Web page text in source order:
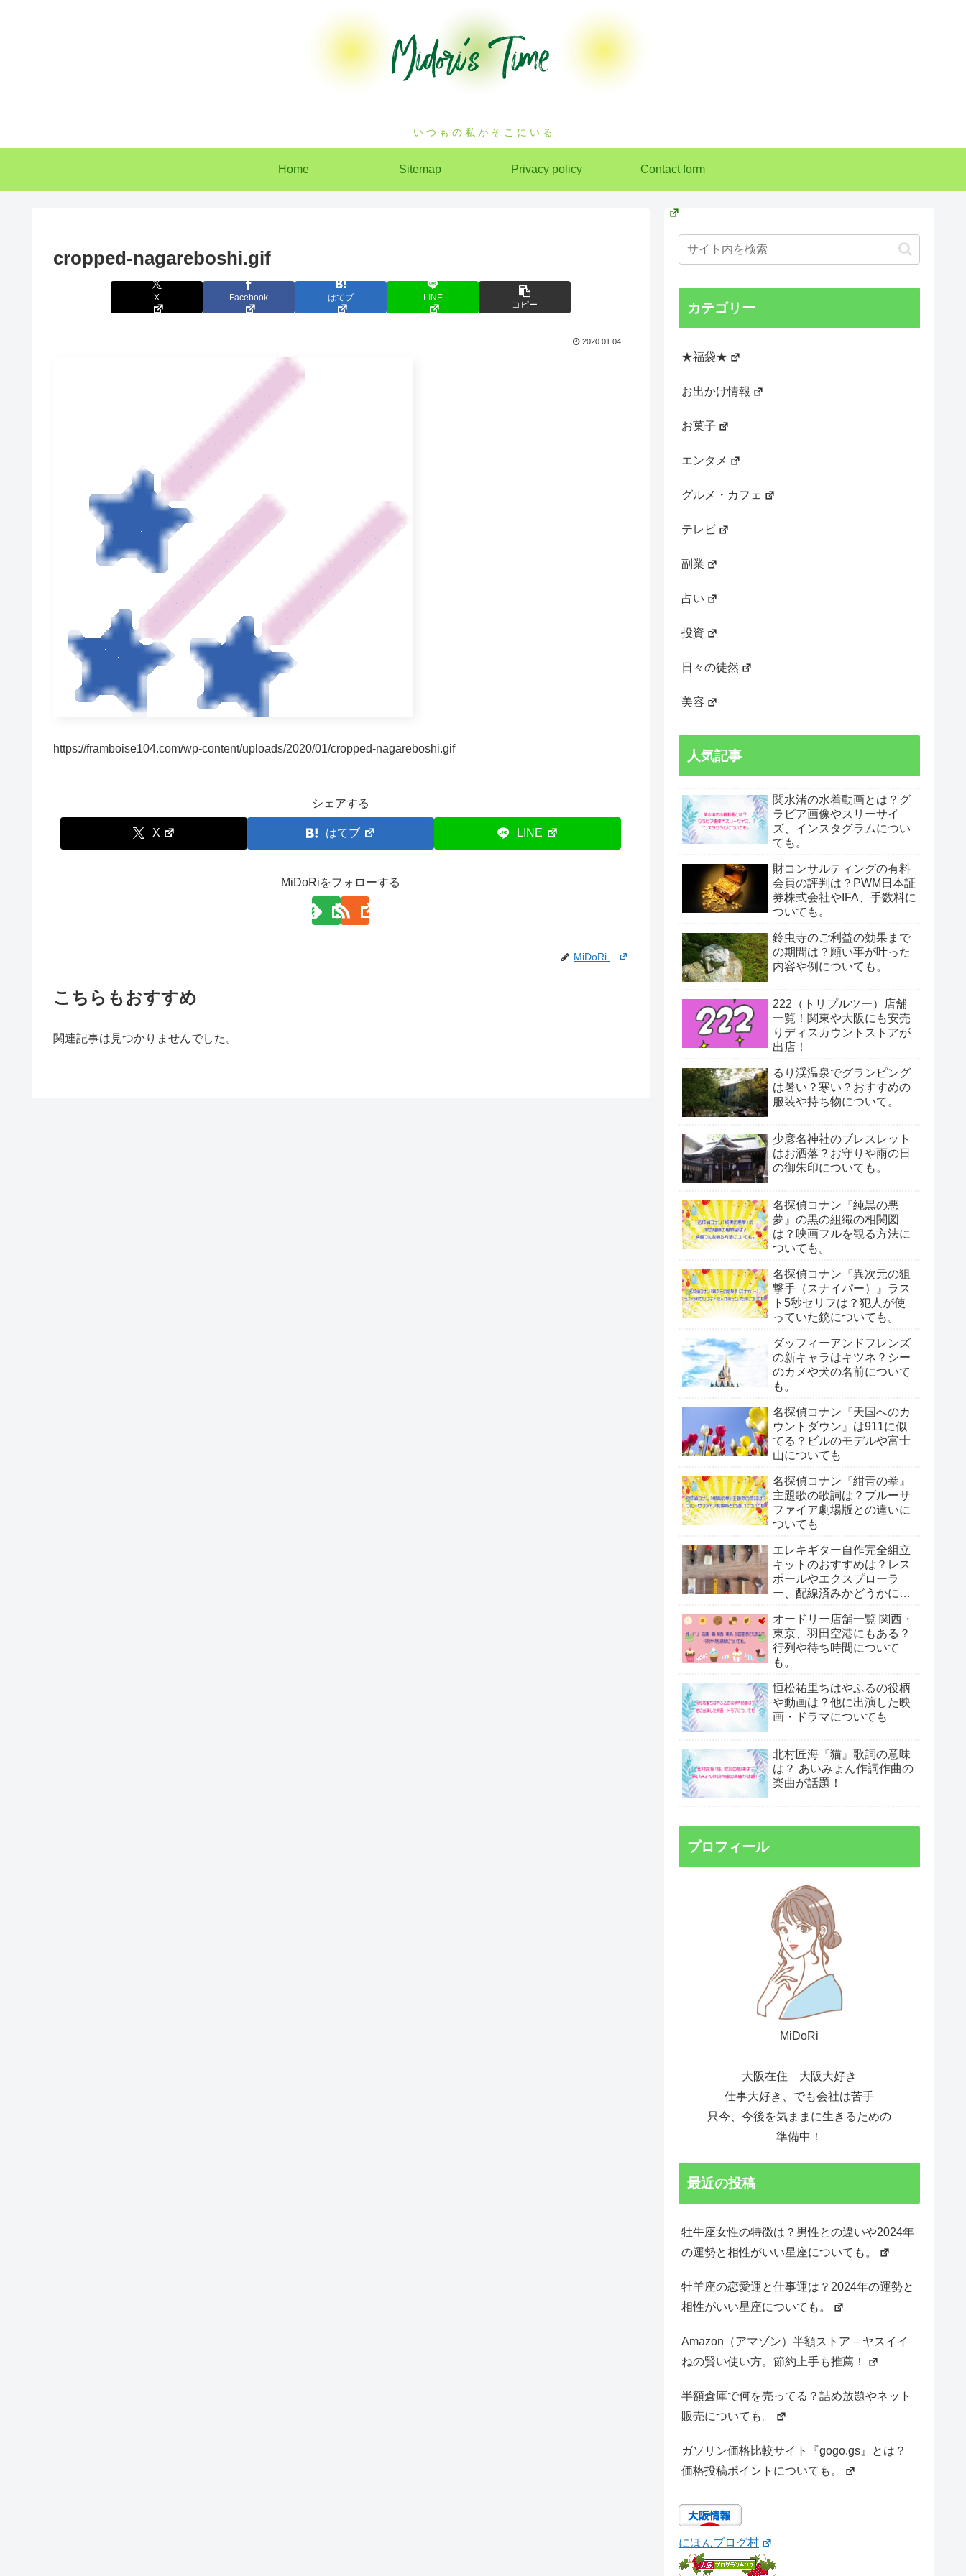
い つ も の 私 が そ こ に い る
Home Sitemap Privacy policy Contact form
cropped-nagareboshi.gif
X Facebook はてブ LINE
コピー
2020.01.04
https://framboise104.com/wp-content/uploads/2020/01/cropped-nagareboshi.gif
シェアする
X はてブ LINE
MiDoRiをフォローする
MiDoRi
こちらもおすすめ
関連記事は見つかりませんでした。
カテゴリー
★福袋★
お出かけ情報
お菓子
エンタメ
グルメ・カフェ
テレビ
副業
占い
投資
日々の徒然
美容
人気記事
関水渚の水着動画とは？グ
ラビア画像やスリーサイ
ズ、インスタグラムについ
ても。
財コンサルティングの有料
会員の評判は？PWM日本証
券株式会社やIFA、手数料に
ついても。
鈴虫寺のご利益の効果まで
の期間は？願い事が叶った
内容や例についても。
222（トリプルツー）店舗
一覧！関東や大阪にも安売
りディスカウントストアが
出店！
るり渓温泉でグランピング
は暑い？寒い？おすすめの
服装や持ち物について。
少彦名神社のブレスレット
はお洒落？お守りや雨の日
の御朱印についても。
名探偵コナン『純黒の悪
夢』の黒の組織の相関図
は？映画フルを観る方法に
ついても。
名探偵コナン『異次元の狙
撃手（スナイパー）』ラス
ト5秒セリフは？犯人が使
っていた銃についても。
ダッフィーアンドフレンズ
の新キャラはキツネ？シー
のカメや犬の名前について
も。
名探偵コナン『天国へのカ
ウントダウン』は911に似
てる？ビルのモデルや富士
山についても
名探偵コナン『紺青の拳』
主題歌の歌詞は？ブルーサ
ファイア劇場版との違いに
ついても
エレキギター自作完全組立
キットのおすすめは？レス
ポールやエクスプローラ
ー、配線済みかどうかにつ
オードリー店舗一覧 関西・
東京、羽田空港にもある？
行列や待ち時間について
も。
恒松祐里ちはやふるの役柄
や動画は？他に出演した映
画・ドラマについても
北村匠海『猫』歌詞の意味
は？ あいみょん作詞作曲の
楽曲が話題！
プロフィール
MiDoRi
大阪在住 大阪大好き
仕事大好き、でも会社は苦手
只今、今後を気ままに生きるための
準備中！
最近の投稿
牡牛座女性の特徴は？男性との違いや2024年
の運勢と相性がいい星座についても。
牡羊座の恋愛運と仕事運は？2024年の運勢と
相性がいい星座についても。
Amazon（アマゾン）半額ストア – ヤスイイ
ねの賢い使い方。節約上手も推薦！
半額倉庫で何を売ってる？詰め放題やネット
販売についても。
ガソリン価格比較サイト『gogo.gs』とは？
価格投稿ポイントについても。
にほんブログ村